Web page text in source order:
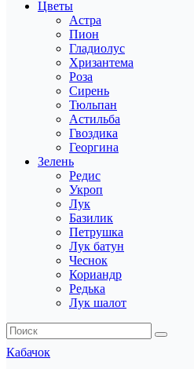
Цветы
Астра
Пион
Гладиолус
Хризантема
Роза
Сирень
Тюльпан
Астильба
Гвоздика
Георгина
Зелень
Редис
Укроп
Лук
Базилик
Петрушка
Лук батун
Чеснок
Кориандр
Редька
Лук шалот
Кабачок